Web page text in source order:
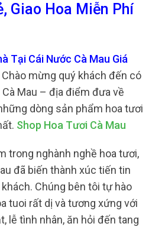
Giao Hoa Miễn Phí
Tại Cái Nước Cà Mau Giá
Chào mừng quý khách đến có
Mau – địa điểm đưa về
dòng sản phẩm hoa tươi
Shop Hoa Tươi Cà Mau
trong nghành nghề hoa tươi,
đã biến thành xúc tiến tin
Chúng bên tôi tự hào
tuoi rất dị và tương xứng với
lễ tình nhân, ăn hỏi đến tang